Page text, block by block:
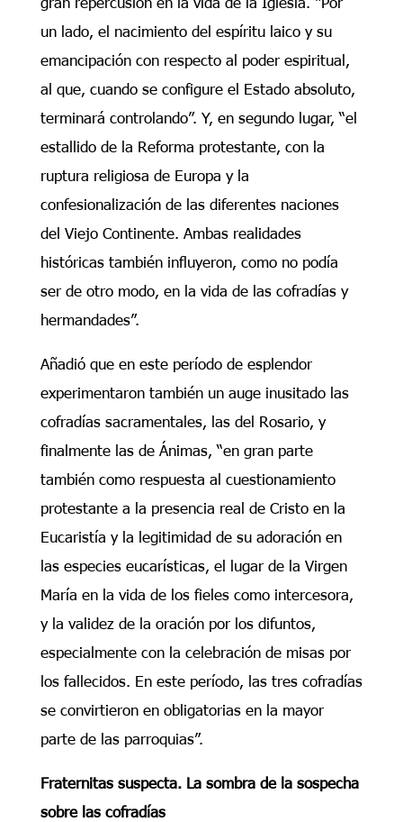
un lado, el nacimiento del espíritu laico y su
emancipación con respecto al poder espiritual,
al que, cuando se configure el Estado absoluto,
terminará controlando”. Y, en segundo lugar, “el
estallido de la Reforma protestante, con la
ruptura religiosa de Europa y la
confesionalización de las diferentes naciones
del Viejo Continente. Ambas realidades
históricas también influyeron, como no podía
ser de otro modo, en la vida de las cofradías y
hermandades”.
Añadió que en este período de esplendor
experimentaron también un auge inusitado las
cofradías sacramentales, las del Rosario, y
finalmente las de Ánimas, “en gran parte
también como respuesta al cuestionamiento
protestante a la presencia real de Cristo en la
Eucaristía y la legitimidad de su adoración en
las especies eucarísticas, el lugar de la Virgen
María en la vida de los fieles como intercesora,
y la validez de la oración por los difuntos,
especialmente con la celebración de misas por
los fallecidos. En este período, las tres cofradías
se convirtieron en obligatorias en la mayor
parte de las parroquias”.
Fraternitas suspecta. La sombra de la sospecha
sobre las cofradías